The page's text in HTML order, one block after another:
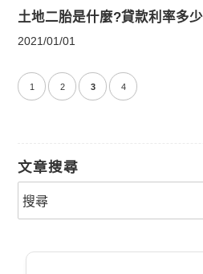
土地二胎是什麼?貸款利率多
2021/01/01
1 2 3 4
文章搜尋